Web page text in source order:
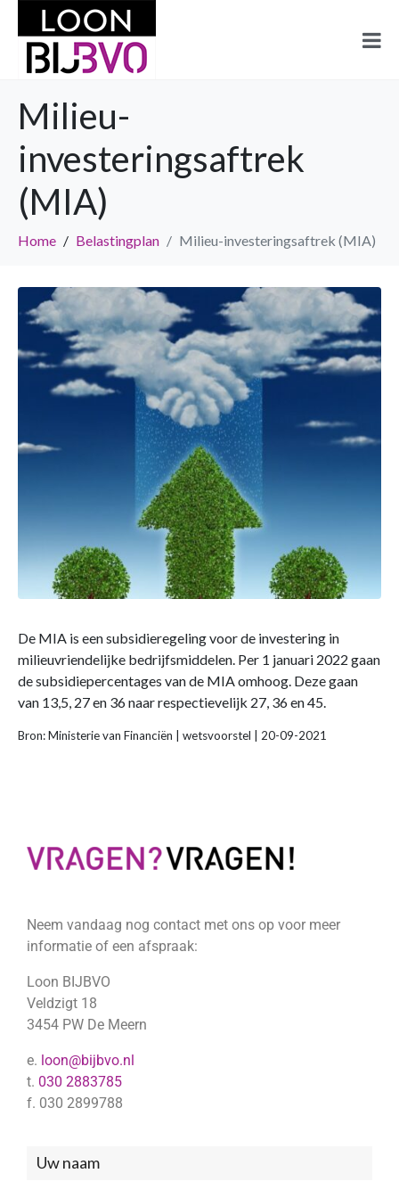
Milieu-
investeringsaftrek
(MIA)
Home Belastingplan Milieu-investeringsaftrek (MIA)
De MIA is een subsidieregeling voor de investering in
milieuvriendelijke bedrijfsmiddelen. Per 1 januari 2022 gaan
de subsidiepercentages van de MIA omhoog. Deze gaan
van 13,5, 27 en 36 naar respectievelijk 27, 36 en 45.
Bron: Ministerie van Financiën | wetsvoorstel | 20-09-2021
Neem vandaag nog contact met ons op voor meer
informatie of een afspraak:
Loon BIJBVO
Veldzigt 18
3454 PW De Meern
e. loon@bijbvo.nl
t. 030 2883785
f. 030 2899788
Neem